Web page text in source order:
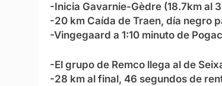
-Inicia Gavarnie-Gèdre (18.7km al
-20 km Caída de Traen, día negro
-Vingegaard a 1:10 minuto de
-El grupo de Remco llega al de
-28 km al final, 46 segundos de